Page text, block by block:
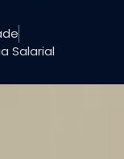
Salarial